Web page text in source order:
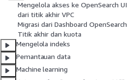
Mengelola akses ke OpenSearch UI
dari titik akhir VPC
Migrasi dari Dashboard OpenSearch
Titik akhir dan kuota
Mengelola indeks
Pemantauan data
Machine learning